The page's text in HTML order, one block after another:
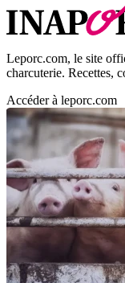
Leporc.com, le site
charcuterie. Recettes,
Accéder à leporc.com